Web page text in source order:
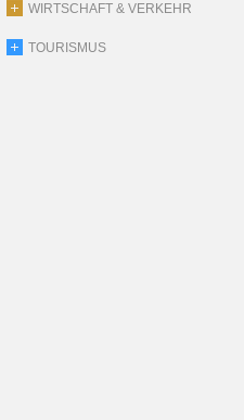
WIRTSCHAFT & VERKEHR
TOURISMUS